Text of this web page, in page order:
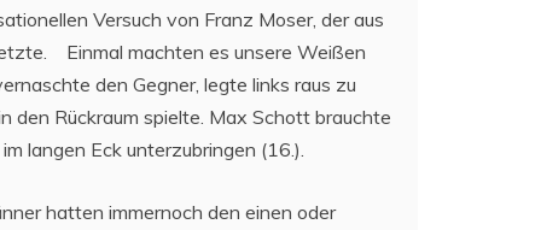
Versuch von Franz Moser, der aus
Einmal machten es unsere Weißen
den Gegner, legte links raus zu
den Rückraum spielte. Max Schott brauchte
langen Eck unterzubringen (16.).
hatten immernoch den einen oder